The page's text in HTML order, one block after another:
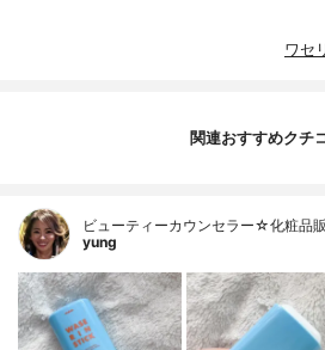
ワセ
関連おすすめクチ
ビューティーカウンセラー☆化粧品
yung